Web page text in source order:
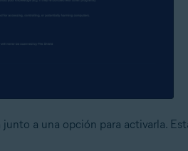
junto a una opción para activarla.